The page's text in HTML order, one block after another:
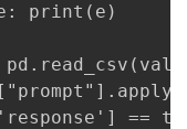
print(e)
==